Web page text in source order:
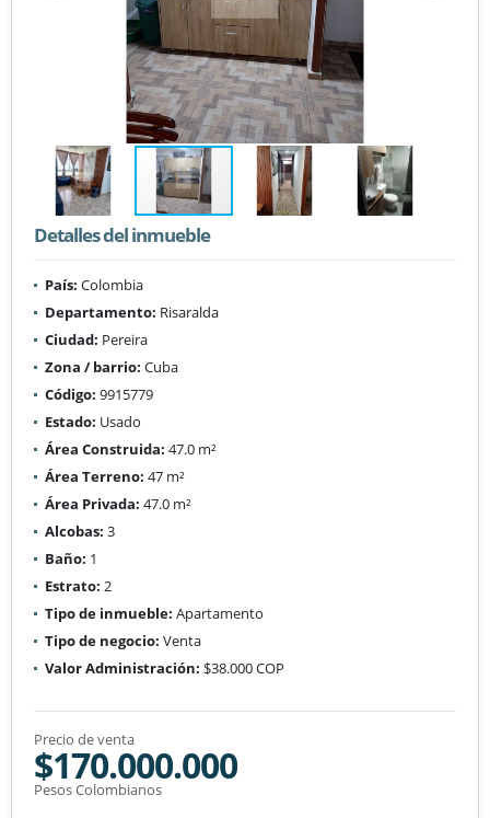
Detalles del inmueble
País: Colombia
Departamento: Risaralda
Ciudad: Pereira
Zona / barrio: Cuba
Código: 9915779
Estado: Usado
Área Construida: 47.0 m²
Área Terreno: 47 m²
Área Privada: 47.0 m²
Alcobas: 3
Baño: 1
Estrato: 2
Tipo de inmueble: Apartamento
Tipo de negocio: Venta
Valor Administración: $38.000 COP
Precio de venta
$170.000.000
Pesos Colombianos